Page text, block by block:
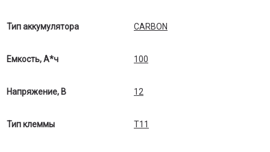
Тип аккумулятора CARBON
Емкость, А*ч 100
Напряжение, В 12
Тип клеммы Т11